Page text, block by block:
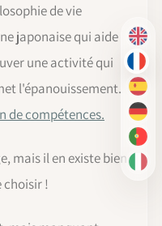
EN
FR
ES
DE
PT-
IT
de vie
japonaise qui aide
une activité qui
l'épanouissement.
de compétences.
mais il en existe bien
choisir !